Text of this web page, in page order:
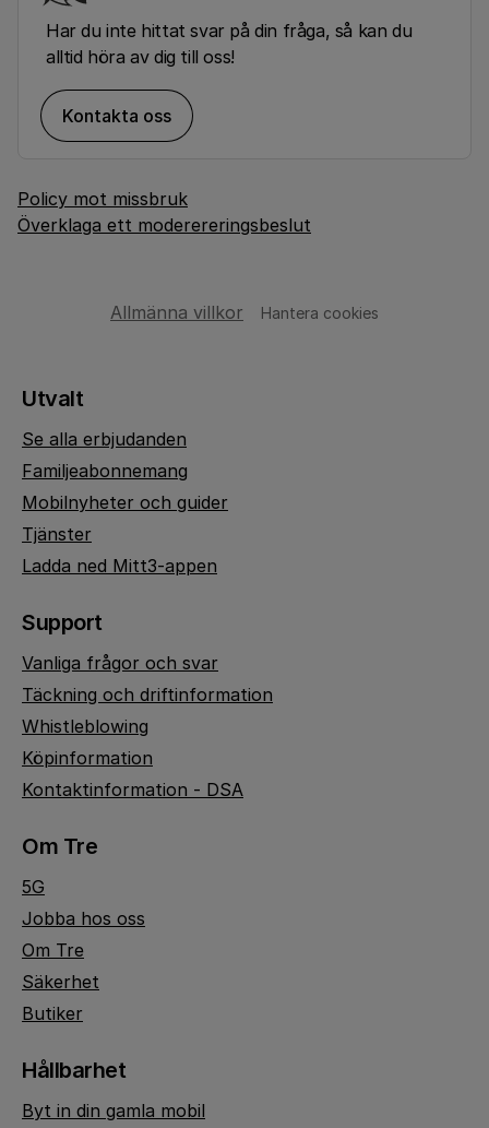
Har du inte hittat svar på din fråga, så kan du
alltid höra av dig till oss!
Kontakta oss
Policy mot missbruk
Överklaga ett moderereringsbeslut
Allmänna villkor Hantera cookies
Utvalt
Se alla erbjudanden
Familjeabonnemang
Mobilnyheter och guider
Tjänster
Ladda ned Mitt3-appen
Support
Vanliga frågor och svar
Täckning och driftinformation
Whistleblowing
Köpinformation
Kontaktinformation - DSA
Om Tre
5G
Jobba hos oss
Om Tre
Säkerhet
Butiker
Hållbarhet
Byt in din gamla mobil